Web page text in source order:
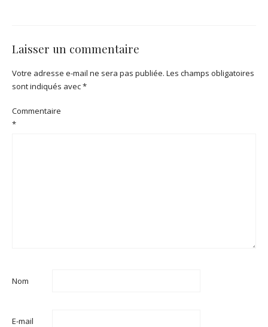
Laisser un commentaire
Votre adresse e-mail ne sera pas publiée. Les champs obligatoires
sont indiqués avec*
Commentaire
*
Nom
E-mail